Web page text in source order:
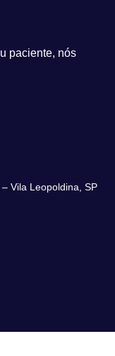
paciente, nós
Vila Leopoldina, SP